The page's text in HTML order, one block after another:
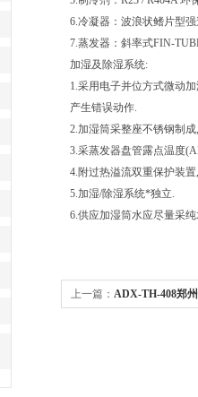
6.冷凝器：波浪状鳍片型
7.蒸发器：斜率式FIN-
加湿及除湿系统:
1.采用电子并位方式微动
产生错误动作.
2.加湿筒采整座不锈钢制
3.采蒸发器盘管露点温度
4.附过热溢流双重保护装
5.加湿/除湿系统*独立.
6.供应加湿筒水应尽量采
上一篇： ADX-TH-408郑